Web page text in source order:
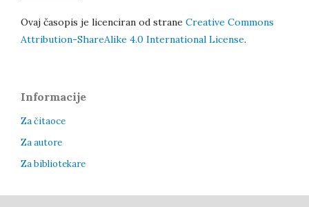
Ovaj časopis je licenciran od strane Creative Commons
Attribution-ShareAlike 4.0 International License.
Informacije
Za čitaoce
Za autore
Za bibliotekare